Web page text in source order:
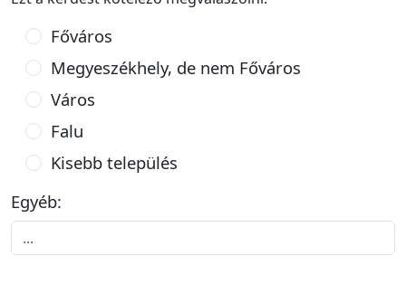
Főváros
Megyeszékhely, de nem Főváros
Város
Falu
Kisebb település
Egyéb: